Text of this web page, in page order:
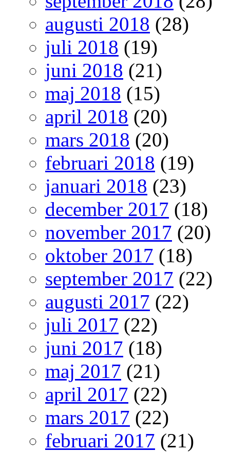
augusti 2018 (28)
juli 2018 (19)
juni 2018 (21)
maj 2018 (15)
april 2018 (20)
mars 2018 (20)
februari 2018 (19)
januari 2018 (23)
december 2017 (18)
november 2017 (20)
oktober 2017 (18)
september 2017 (22)
augusti 2017 (22)
juli 2017 (22)
juni 2017 (18)
maj 2017 (21)
april 2017 (22)
mars 2017 (22)
februari 2017 (21)